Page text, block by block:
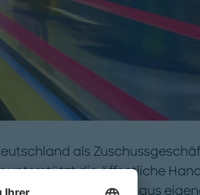
als
unterstützt die öffentliche
Prozent ihrer Kosten aus